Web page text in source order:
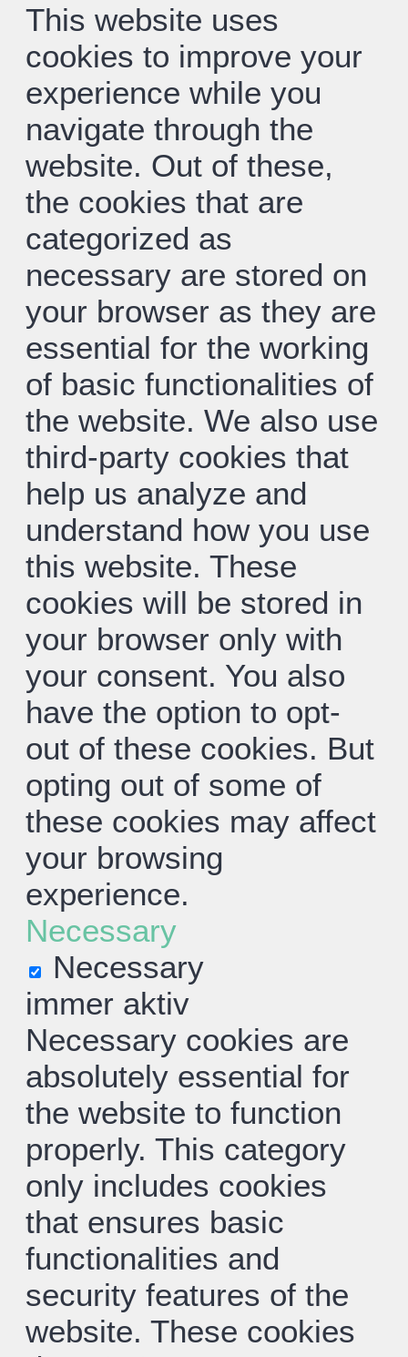
This website uses
cookies to improve your
experience while you
navigate through the
website. Out of these,
the cookies that are
categorized as
necessary are stored on
your browser as they are
essential for the working
of basic functionalities of
the website. We also use
third-party cookies that
help us analyze and
understand how you use
this website. These
cookies will be stored in
your browser only with
your consent. You also
have the option to opt-
out of these cookies. But
opting out of some of
these cookies may affect
your browsing
experience.
Necessary
Necessary
immer aktiv
Necessary cookies are
absolutely essential for
the website to function
properly. This category
only includes cookies
that ensures basic
functionalities and
security features of the
website. These cookies